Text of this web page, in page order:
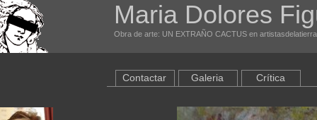
Maria Dolores
Obra de arte: UN EXTRAÑO CACTUS en
Contactar Galeria Crítica